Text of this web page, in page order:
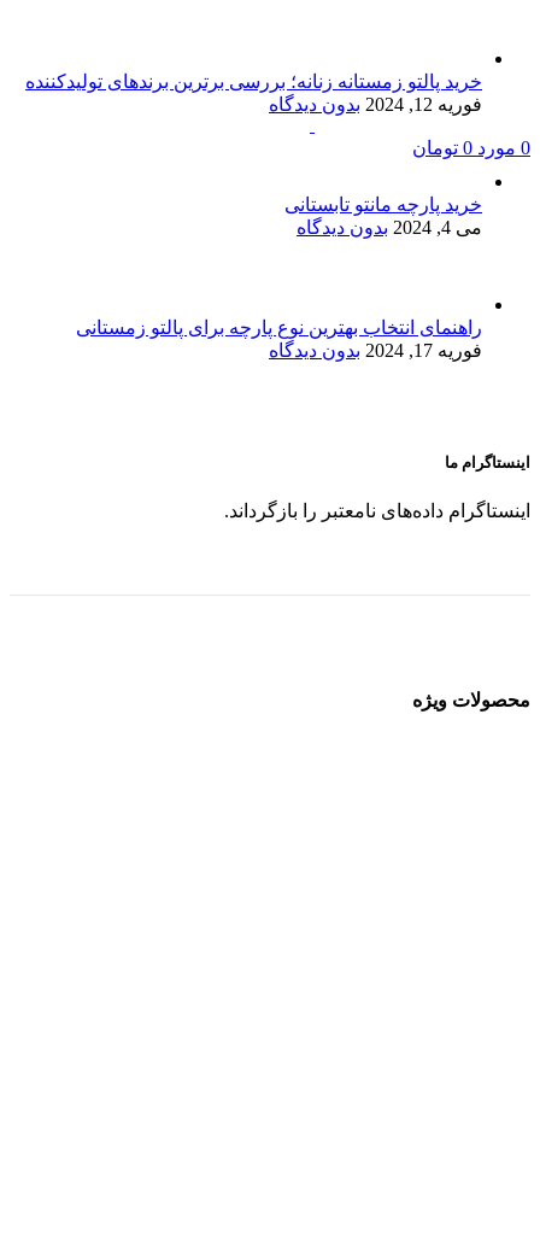
0 مورد 0 تومان
خرید پالتو زمستانه زنانه؛ بررسی برترین برندهای تولیدکننده
فوریه 12, 2024
بدون دیدگاه
خرید پارچه مانتو تابستانی
می 4, 2024
بدون دیدگاه
راهنمای انتخاب بهترین نوع پارچه برای پالتو زمستانی
فوریه 17, 2024
بدون دیدگاه
اینستاگرام ما
اینستاگرام داده‌های نامعتبر را بازگرداند.
محصولات ویژه